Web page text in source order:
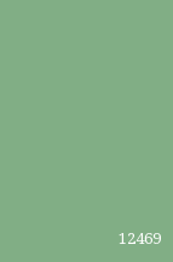
12469